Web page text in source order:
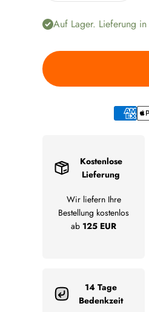
Auf Lager. Lieferung
Kostenlose
Lieferung
Wir liefern Ihre
Bestellung kostenlos
ab 125 EUR
14 Tage
Bedenkzeit